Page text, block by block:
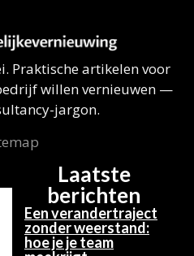
Praktische artikelen voor
willen vernieuwen —
jargon.
Laatste
berichten
Een verandertraject
zonder weerstand:
hoe je je team